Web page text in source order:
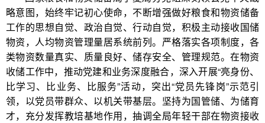
略意图，始终牢记初心使命，不断增强做好粮食和物资储备
工作的思想自觉、政治自觉、行动自觉，积极主动接收国储
物资，人均物资管理量居系统前列。严格落实各项制度，各
类物资数量真实、质量良好、储存安全、管理规范。在物资
收储工作中，推动党建和业务深度融合，深入开展“亮身份、
比学习、比业务、比服务”活动，突出“党员先锋岗”示范引
领，以党员带群众、以机关带基层。坚持为国管储、为储育
才，充分发挥教培基地作用，抽调全局年轻干部在物资接收